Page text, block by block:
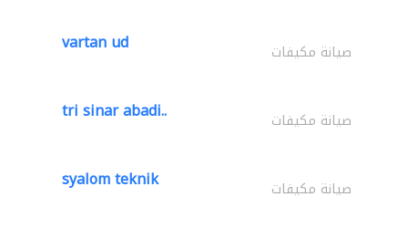
vartan ud صيانة مكيفات
tri sinar abadi.. صيانة مكيفات
syalom teknik صيانة مكيفات